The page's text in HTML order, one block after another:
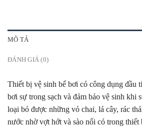
MÔ TẢ
ĐÁNH GIÁ (0)
Thiết bị vệ sinh bể bơi có công dụng đầu
bơi sự trong sạch và đảm bảo vệ sinh khi
loại bỏ được những vỏ chai, lá cây, rác
nước nhờ vợt hớt và sào nối có trong thiết